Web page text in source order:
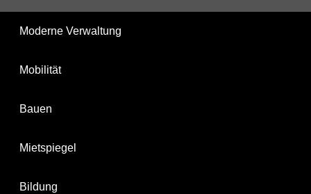
Moderne Verwaltung
Mobilität
Bauen
Mietspiegel
Bildung